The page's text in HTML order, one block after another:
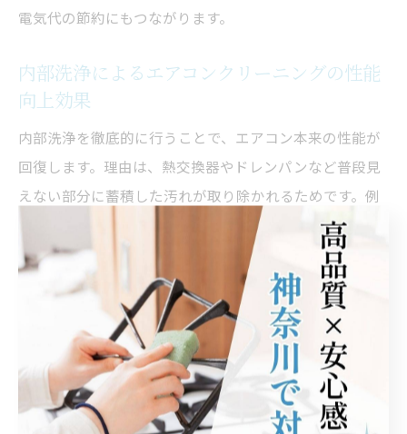
電気代の節約にもつながります。
内部洗浄によるエアコンクリーニングの性能
向上効果
内部洗浄を徹底的に行うことで、エアコン本来の性能が
回復します。理由は、熱交換器やドレンパンなど普段見
えない部分に蓄積した汚れが取り除かれるためです。例
えば、プロによる分解洗浄では、細部まで高圧洗浄を実
施し、空気の通り道がクリアになります。これにより冷
暖房の効率が蘇り、快適な室温管理が実現できます。
エアコンクリーニングでエアコン故障リスク
を減らす方法
エアコンクリーニングはエアコンの故障リスクを低減す